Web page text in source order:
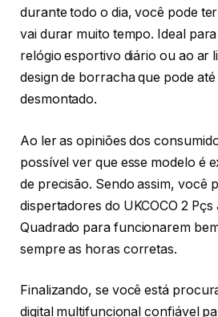
durante todo o dia, você pode
vai durar muito tempo. Ideal
relógio esportivo diário ou ao ar
design de borracha que pode
desmontado.
Ao ler as opiniões dos
possível ver que esse modelo é
de precisão. Sendo assim, você
dispertadores do UKCOCO 2
Quadrado para funcionarem
sempre as horas corretas.
Finalizando, se você está
digital multifuncional confiável